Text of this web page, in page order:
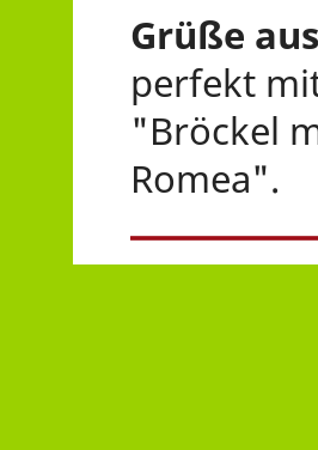
Grüße
perfekt
"Bröckel
Romea".